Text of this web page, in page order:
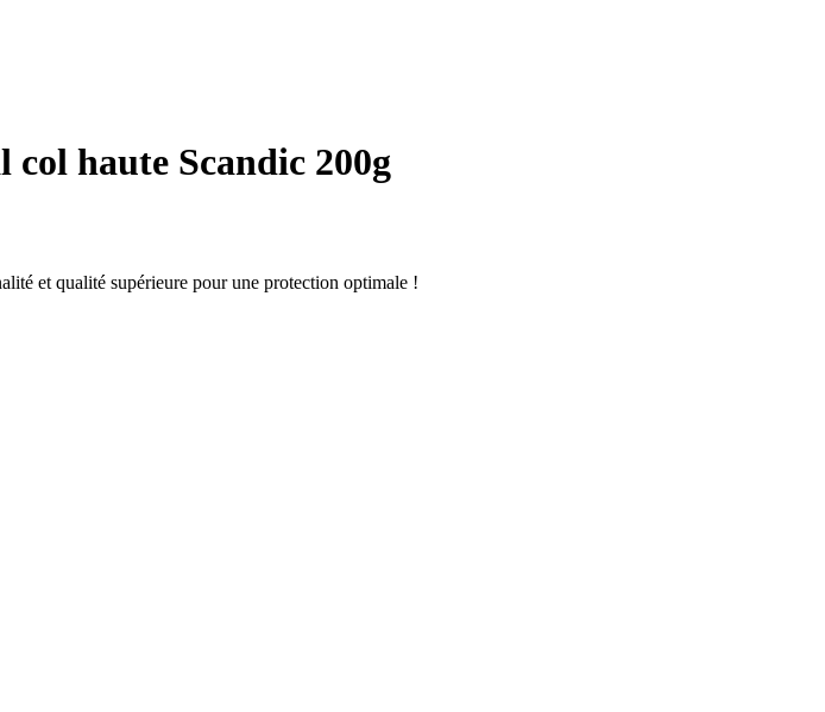
haute Scandic 200g
et qualité supérieure pour une protection optimale !